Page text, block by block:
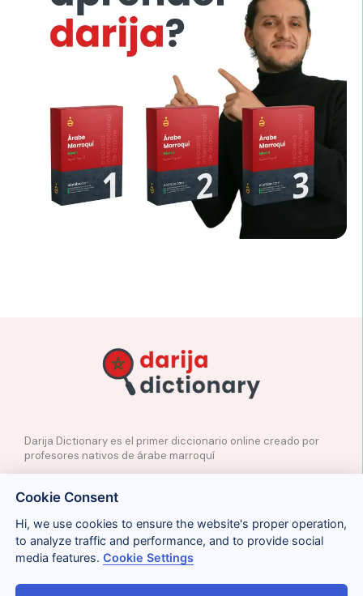
Darija Dictionary es el primer diccionario online creado por
profesores nativos de árabe marroquí
✉️ Contacto
📲Redes Sociales
🤝🏼Proponer palabras
Legal Cookies Privacidad Condiciones
Cookie Consent
Hi, we use cookies to ensure the website's proper operation,
to analyze traffic and performance, and to provide social
media features.Cookie Settings